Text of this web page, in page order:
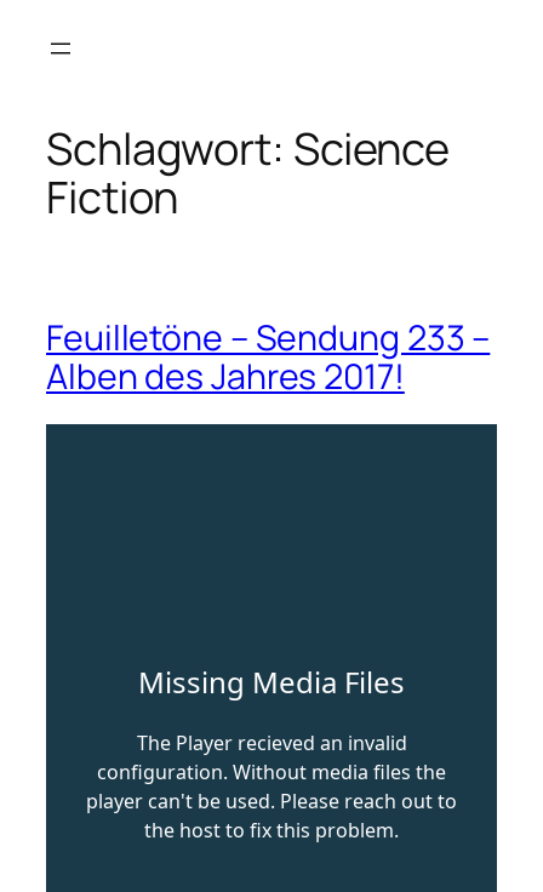
Inhalt
Schlagwort: Science
Fiction
Feuilletöne – Sendung 233 –
Alben des Jahres 2017!